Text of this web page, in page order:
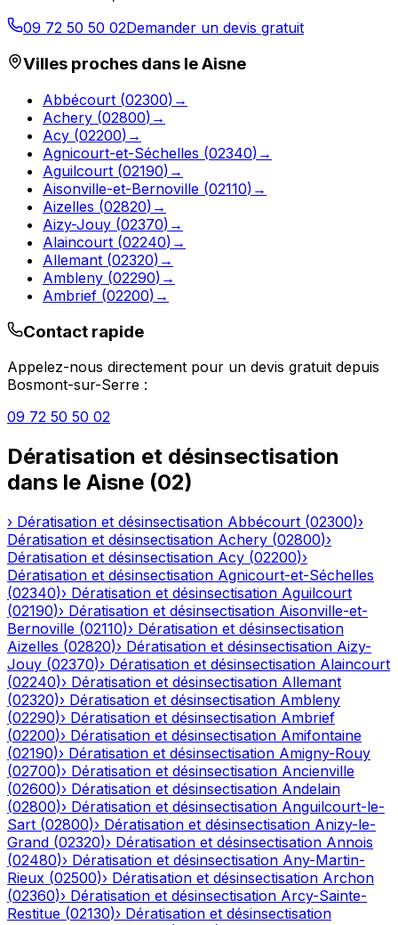
09 72 50 50 02Demander un devis gratuit
Villes proches dans leAisne
Abbécourt (02300) →
Achery (02800) →
Acy (02200) →
Agnicourt-et-Séchelles (02340) →
Aguilcourt (02190) →
Aisonville-et-Bernoville (02110) →
Aizelles (02820) →
Aizy-Jouy (02370) →
Alaincourt (02240) →
Allemant (02320) →
Ambleny (02290) →
Ambrief (02200) →
Contact rapide
Appelez-nous directement pour un devis gratuit depuis
Bosmont-sur-Serre :
09 72 50 50 02
Dératisation et désinsectisation
dans le Aisne (02)
› Dératisation et désinsectisation Abbécourt (02300)›
Dératisation et désinsectisation Achery (02800)›
Dératisation et désinsectisation Acy (02200)›
Dératisation et désinsectisation Agnicourt-et-Séchelles
(02340)› Dératisation et désinsectisation Aguilcourt
(02190)› Dératisation et désinsectisation Aisonville-et-
Bernoville (02110)› Dératisation et désinsectisation
Aizelles (02820)› Dératisation et désinsectisation Aizy-
Jouy (02370)› Dératisation et désinsectisation Alaincourt
(02240)› Dératisation et désinsectisation Allemant
(02320)› Dératisation et désinsectisation Ambleny
(02290)› Dératisation et désinsectisation Ambrief
(02200)› Dératisation et désinsectisation Amifontaine
(02190)› Dératisation et désinsectisation Amigny-Rouy
(02700)› Dératisation et désinsectisation Ancienville
(02600)› Dératisation et désinsectisation Andelain
(02800)› Dératisation et désinsectisation Anguilcourt-le-
Sart (02800)› Dératisation et désinsectisation Anizy-le-
Grand (02320)› Dératisation et désinsectisation Annois
(02480)› Dératisation et désinsectisation Any-Martin-
Rieux (02500)› Dératisation et désinsectisation Archon
(02360)› Dératisation et désinsectisation Arcy-Sainte-
Restitue (02130)› Dératisation et désinsectisation